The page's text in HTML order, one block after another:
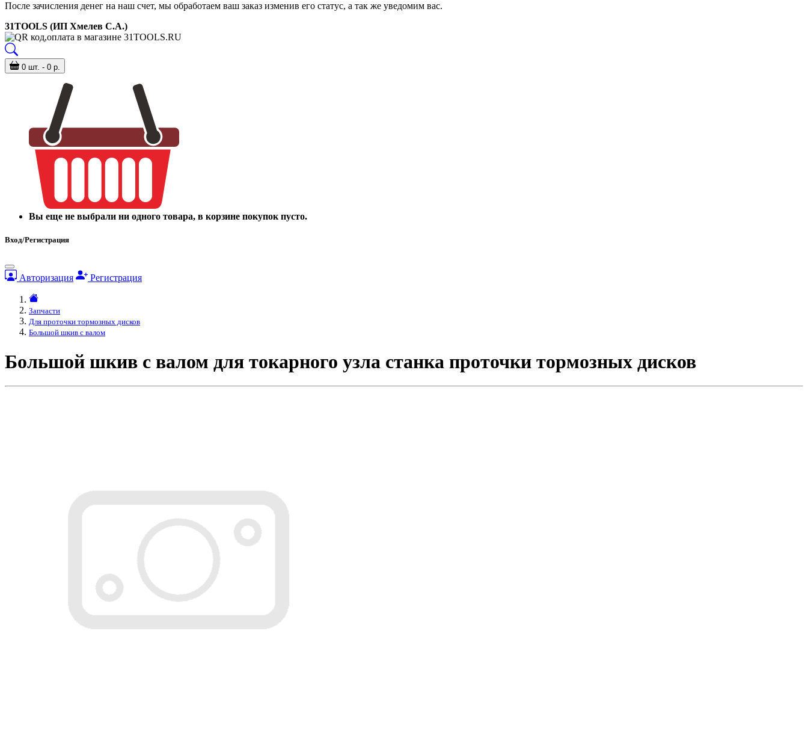
После зачисления денег на наш счет, мы обработаем ваш заказ изменив его статус, а так же уведомим вас.
31TOOLS (ИП Хмелев С.А.)
0 шт. - 0 р.
Вы еще не выбрали ни одного товара, в корзине покупок пусто.
Вход/Регистрация
Авторизация Регистрация
Запчасти
Для проточки тормозных дисков
Большой шкив с валом
Большой шкив с валом для токарного узла станка проточки тормозных дисков